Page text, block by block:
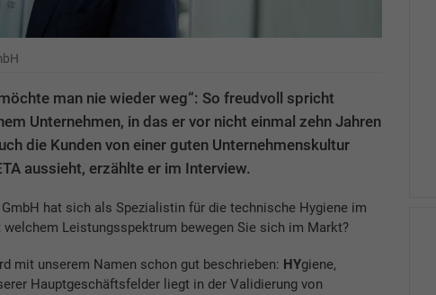
man nie wieder weg“: So freudvoll spricht
Unternehmen, in das er vor nicht einmal zehn Jahren
die Kunden von einer guten Unternehmenskultur
aussieht, erzählte er im Interview.
hat sich als Spezialistin für die technische Hygiene im
Leistungsspektrum bewegen Sie sich im Markt?
mit unserem Namen schon gut beschrieben: HYgiene,
Hauptgeschäftsfelder liegt in der Validierung von